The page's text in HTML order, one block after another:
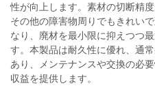
性が向上します。素材の切断精
その他の障害物周りでもきれい
なり、廃材を最小限に抑えつつ
す。本製品は耐久性に優れ、通
あり、メンテナンスや交換の必
収益を提供します。